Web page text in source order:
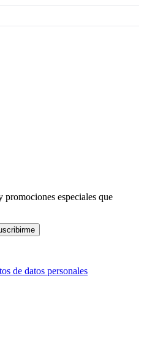
promociones especiales que
de datos personales